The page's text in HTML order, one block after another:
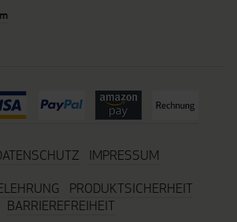
IMPRESSUM
PRODUKTSICHERHEIT
BARRIEREFREIHEIT